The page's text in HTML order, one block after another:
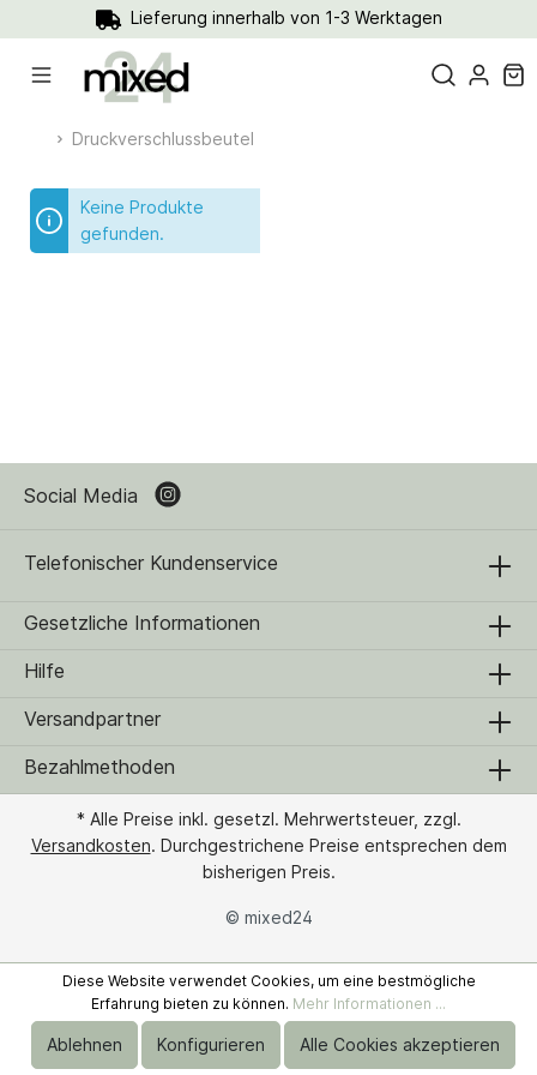
Lieferung innerhalb von 1-3 Werktagen
Druckverschlussbeutel
Keine Produkte
gefunden.
Telefonischer Kundenservice
Social Media
Gesetzliche Informationen
Hilfe
Versandpartner
Bezahlmethoden
* Alle Preise inkl. gesetzl. Mehrwertsteuer, zzgl.
Versandkosten. Durchgestrichene Preise entsprechen dem
bisherigen Preis.
© mixed24
Diese Website verwendet Cookies, um eine bestmögliche
Erfahrung bieten zu können. Mehr Informationen ...
Ablehnen Konfigurieren Alle Cookies akzeptieren